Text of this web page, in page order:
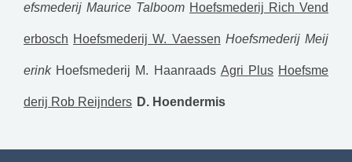
efsmederij Maurice Talboom Hoefsmederij Rich Vend
erbosch Hoefsmederij W. Vaessen Hoefsmederij Meij
erink Hoefsmederij M. Haanraads Agri Plus Hoefsme
derij Rob Reijnders D. Hoendermis